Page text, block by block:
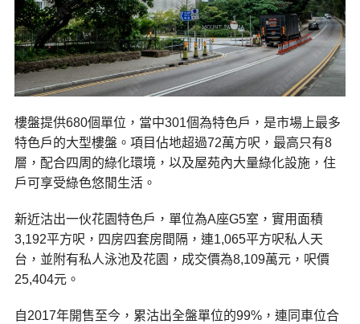
樓盤提供680個單位，當中301個為特色戶，是市場上最多
特色戶的大型樓盤。項目佔地超過72萬方呎，最高只有8
層，配合四周的綠化環境，以及屋苑內大量綠化設施，住
戶可享受綠色悠閒生活。
新近沽出一伙花園特色戶，單位為A座G5室，實用面積
3,192平方呎，四房四套房間隔，連1,065平方呎私人天
台，並附有私人泳池及花園，成交價為8,109萬元，呎價
25,404元。
自2017年開售至今，累沽出全盤單位的99%，連同車位合